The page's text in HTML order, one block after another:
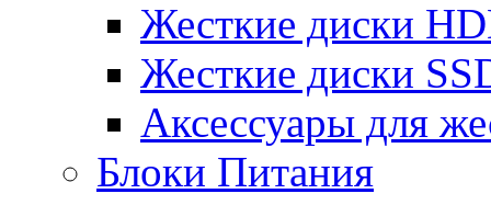
Жесткие диски
Жесткие диски
Аксессуары для
Блоки Питания